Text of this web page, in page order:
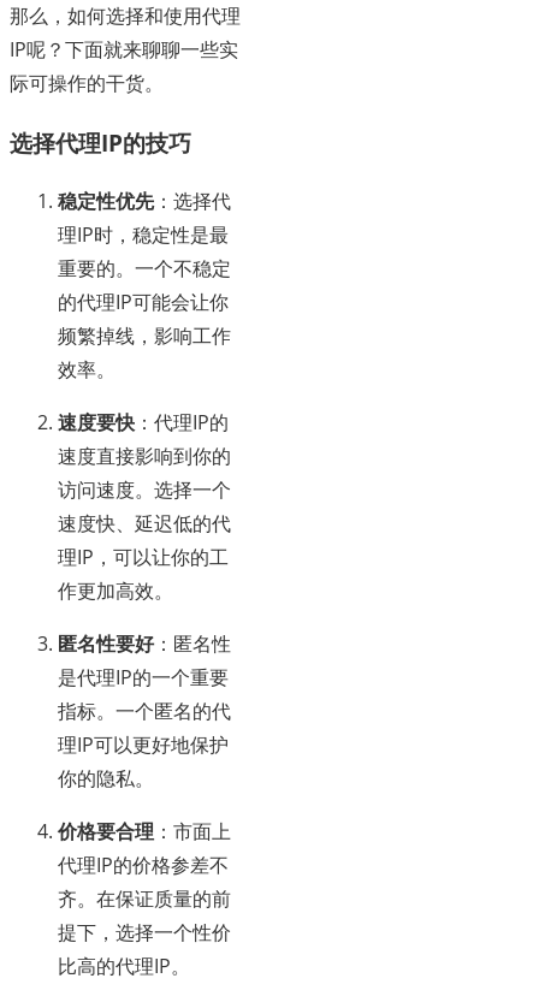
那么，如何选择和使用代理
IP呢？下面就来聊聊一些实
际可操作的干货。
选择代理IP的技巧
稳定性优先：选择代
理IP时，稳定性是最
重要的。一个不稳定
的代理IP可能会让你
频繁掉线，影响工作
效率。
速度要快 ：代理IP的
速度直接影响到你的
访问速度。选择一个
速度快、延迟低的代
理IP，可以让你的工
作更加高效。
匿名性要好：匿名性
是代理IP的一个重要
指标。一个匿名的代
理IP可以更好地保护
你的隐私。
价格要合理 ：市面上
代理IP的价格参差不
齐。在保证质量的前
提下，选择一个性价
比高的代理IP。